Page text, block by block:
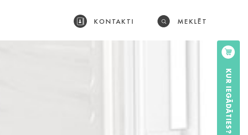
KUR IEGĀDĀTIES?
KONTAKTI MEKLĒT